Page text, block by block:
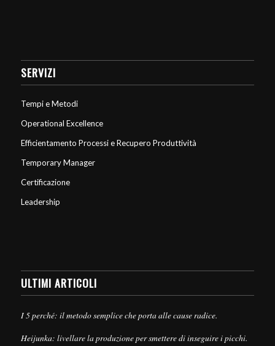
SERVIZI
Tempi e Metodi
Operational Excellence
Efficientamento Processi e Recupero Produttività
Temporary Manager
Certificazione
Leadership
ULTIMI ARTICOLI
I 5 perché: il metodo semplice che porta alle cause radice.
Heijunka: livellare la produzione per smettere di inseguire i picchi.